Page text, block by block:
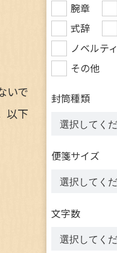
いで
以下
腕章
式辞
ノベルティ
その他
封筒種類
便箋サイズ
文字数